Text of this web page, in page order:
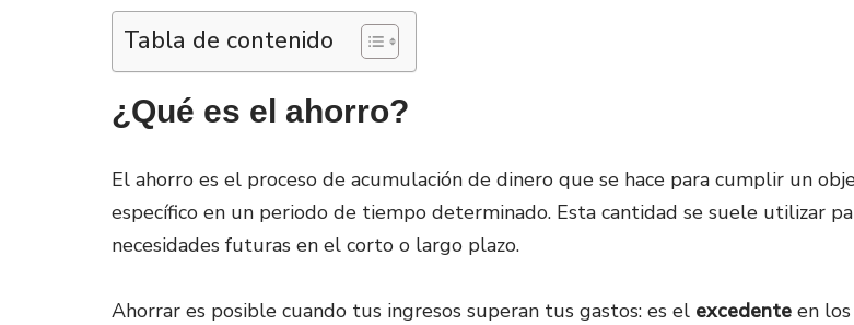
Tabla de contenido
¿Qué es el ahorro?
El ahorro es el proceso de acumulación de dinero que se hace para cumplir un
específico en un periodo de tiempo determinado. Esta cantidad se suele utilizar
necesidades futuras en el corto o largo plazo.
Ahorrar es posible cuando tus ingresos superan tus gastos: es el excedente en